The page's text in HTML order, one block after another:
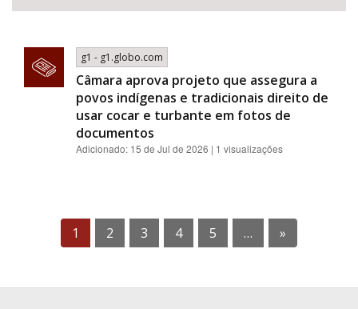
g1 - g1.globo.com
Câmara aprova projeto que assegura a
povos indígenas e tradicionais direito de
usar cocar e turbante em fotos de
documentos
Adicionado: 15 de Jul de 2026 | 1 visualizações
1 2 3 4 5 … »